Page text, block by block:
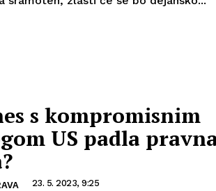
s kompromisnim
US padla
23. 5. 2023, 9:25